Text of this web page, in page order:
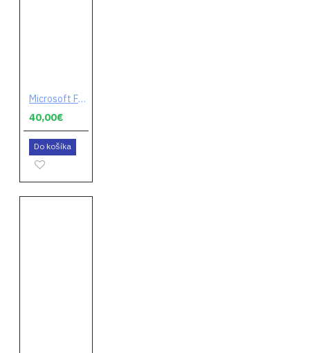
Microsoft Flight Simulator (digitálny kód)
40,00€
Do košíka